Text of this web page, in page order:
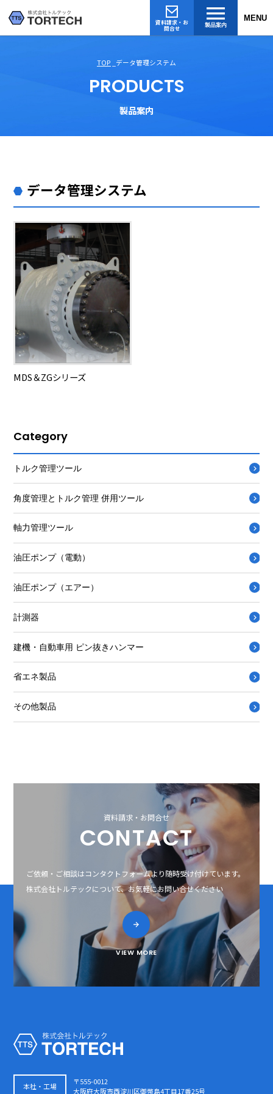
資料請求・お
問合せ
製品案内
MENU
TOP データ管理システム
PRODUCTS
製品案内
データ管理システム
MDS＆ZGシリーズ
Category
トルク管理ツール
角度管理とトルク管理 併用ツール
軸力管理ツール
油圧ポンプ（電動）
油圧ポンプ（エアー）
計測器
建機・自動車用 ピン抜きハンマー
省エネ製品
その他製品
資料請求・お問合せ
CONTACT
ご依頼・ご相談はコンタクトフォームより随時受け付けています。
株式会社トルテックについて、お気軽にお問い合せください
VIEW MORE
本社・工場
〒555-0012
大阪府大阪市西淀川区御幣島4丁目17番25号